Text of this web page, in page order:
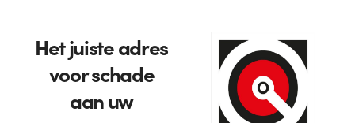
Het juiste adres
voor schade
aan uw